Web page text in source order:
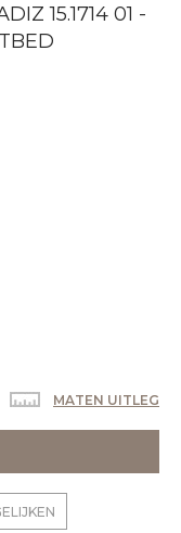
15.1714 01 -
MATEN UITLEG